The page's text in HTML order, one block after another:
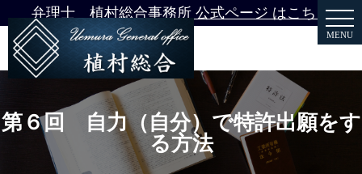
弁理士 植村総合事務所 公式ページ はこちら
MENU
第６回 自力（自分）で特許出願をす
る方法